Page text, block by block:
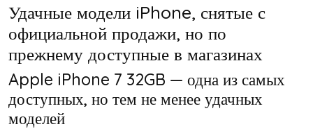
Удачные модели iPhone, снятые с
официальной продажи, но по
прежнему доступные в магазинах
Apple iPhone 7 32GB — одна из самых
доступных, но тем не менее удачных
моделей